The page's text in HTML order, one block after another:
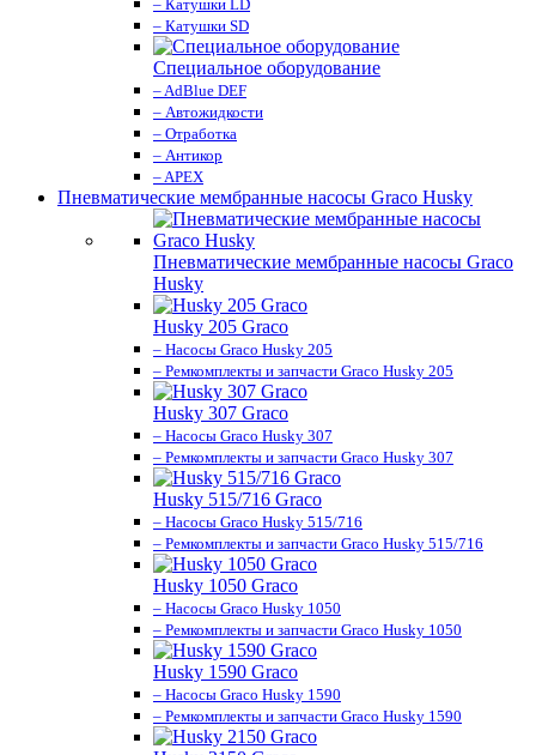
– Катушки LD
– Катушки SD
Специальное оборудование
– AdBlue DEF
– Автожидкости
– Отработка
– Антикор
– APEX
Пневматические мембранные насосы Graco Husky
Пневматические мембранные насосы Graco
Husky
Husky 205 Graco
– Насосы Graco Husky 205
– Ремкомплекты и запчасти Graco Husky 205
Husky 307 Graco
– Насосы Graco Husky 307
– Ремкомплекты и запчасти Graco Husky 307
Husky 515/716 Graco
– Насосы Graco Husky 515/716
– Ремкомплекты и запчасти Graco Husky 515/716
Husky 1050 Graco
– Насосы Graco Husky 1050
– Ремкомплекты и запчасти Graco Husky 1050
Husky 1590 Graco
– Насосы Graco Husky 1590
– Ремкомплекты и запчасти Graco Husky 1590